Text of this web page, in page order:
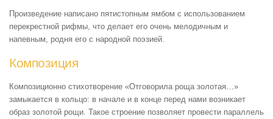
Произведение написано пятистопным ямбом с использованием
перекрестной рифмы, что делает его очень мелодичным и
напевным, родня его с народной поэзией.
Композиция
Композиционно стихотворение «Отговорила роща золотая…»
замыкается в кольцо: в начале и в конце перед нами возникает
образ золотой рощи. Такое строение позволяет провести параллель